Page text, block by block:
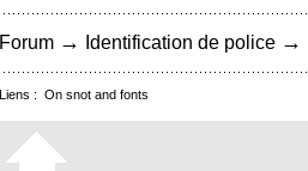
Forum → Identification de police →
Liens : On snot and fonts